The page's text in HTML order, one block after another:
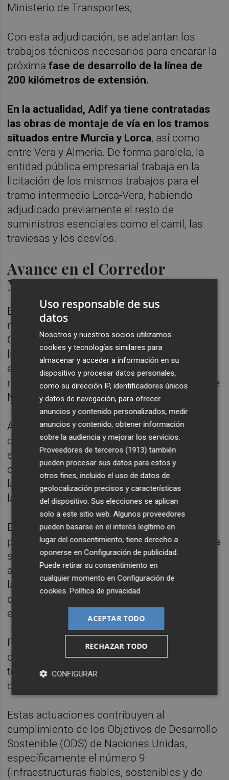
Ministerio de Transportes,
Con esta adjudicación, se adelantan los
trabajos técnicos necesarios para encarar la
próxima fase de desarrollo de la línea de
200 kilómetros de extensión.
En la actualidad, Adif ya tiene contratadas
las obras de montaje de vía en los tramos
situados entre Murcia y Lorca, así como
entre Vera y Almería. De forma paralela, la
entidad pública empresarial trabaja en la
licitación de los mismos trabajos para el
tramo intermedio Lorca-Vera, habiendo
adjudicado previamente el resto de
suministros esenciales como el carril, las
traviesas y los desvíos.
Avance en el Corredor
Mediterráneo
Este nuevo contrato sucede a otros hitos
recientes dentro de este eje estratégico del
Corredor Mediterráneo, como han sido las
licitaciones para la construcción de la futura
estación de Vera-Almanzora y de la base de
mantenimiento de la línea en el municipio de
Níjar (Almería).
Asimismo, Adif mantiene en desarrollo las
obras de la plataforma de la línea, la cual se
encuentra ya finalizada o en fase de
construcción en todo su recorrido, así como
la redacción del proyecto correspondiente a
la conexión ferroviaria entre Pulpí y Águilas.
En materia de energía y señalización,
progresa la obra de electrificación tanto en la
subestación de Totana y sus centros de
autotransformación, como en el tendido de
la catenaria en el trayecto Murcia-Lorca, a lo
que se suma la reciente adjudicación de la
electrificación para el tramo Lorca-Almería.
Por último, se encuentra ya contratado el
despliegue de los sistemas de
telecomunicaciones ferroviarias (GSM-R) y
de señalización bajo la tecnología ERTMS.
Estas actuaciones contribuyen al
cumplimiento de los Objetivos de Desarrollo
Sostenible (ODS) de Naciones Unidas,
específicamente el número 9
(infraestructuras fiables, sostenibles y de
Uso responsable de sus
datos
Nosotros y nuestros socios utilizamos
cookies y tecnologías similares para
almacenar y acceder a información en su
dispositivo y procesar datos personales,
como su dirección IP, identificadores únicos
y datos de navegación, para ofrecer
anuncios y contenido personalizados, medir
anuncios y contenido, obtener información
sobre la audiencia y mejorar los servicios.
Proveedores de terceros (1913) también
pueden procesar sus datos para estos y
otros fines, incluido el uso de datos de
geolocalización precisos y características
del dispositivo. Sus elecciones se aplican
solo a este sitio web. Algunos proveedores
pueden basarse en el interés legítimo en
lugar del consentimiento; tiene derecho a
oponerse enConfiguración de publicidad
Puede retirar su consentimiento en
cualquier momento enConfiguración de
cookies .Política de privacidad
ACEPTAR TODO
RECHAZAR TODO
CONFIGURAR